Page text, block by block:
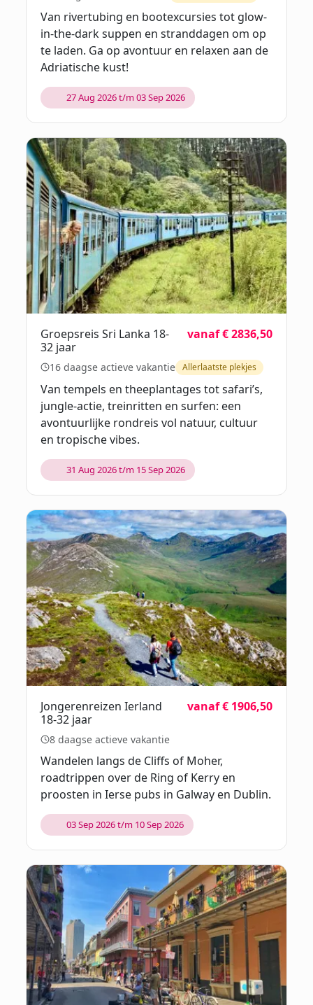
Van rivertubing en bootexcursies tot glow-
in-the-dark suppen en stranddagen om op
te laden. Ga op avontuur en relaxen aan de
Adriatische kust!
27 Aug 2026 t/m 03 Sep 2026
Groepsreis Sri Lanka 18-
32 jaar
vanaf € 2836,50
16 daagse actieve vakantie Allerlaatste plekjes
Van tempels en theeplantages tot safari’s,
jungle-actie, treinritten en surfen: een
avontuurlijke rondreis vol natuur, cultuur
en tropische vibes.
31 Aug 2026 t/m 15 Sep 2026
Jongerenreizen Ierland
18-32 jaar
vanaf € 1906,50
8 daagse actieve vakantie
Wandelen langs de Cliffs of Moher,
roadtrippen over de Ring of Kerry en
proosten in Ierse pubs in Galway en Dublin.
03 Sep 2026 t/m 10 Sep 2026